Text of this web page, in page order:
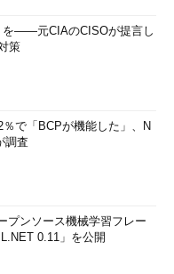
を――元CIAのCISOが提言し
策
で「BCPが機能した」、N
調査
プンソース機械学習フレー
0.11」を公開